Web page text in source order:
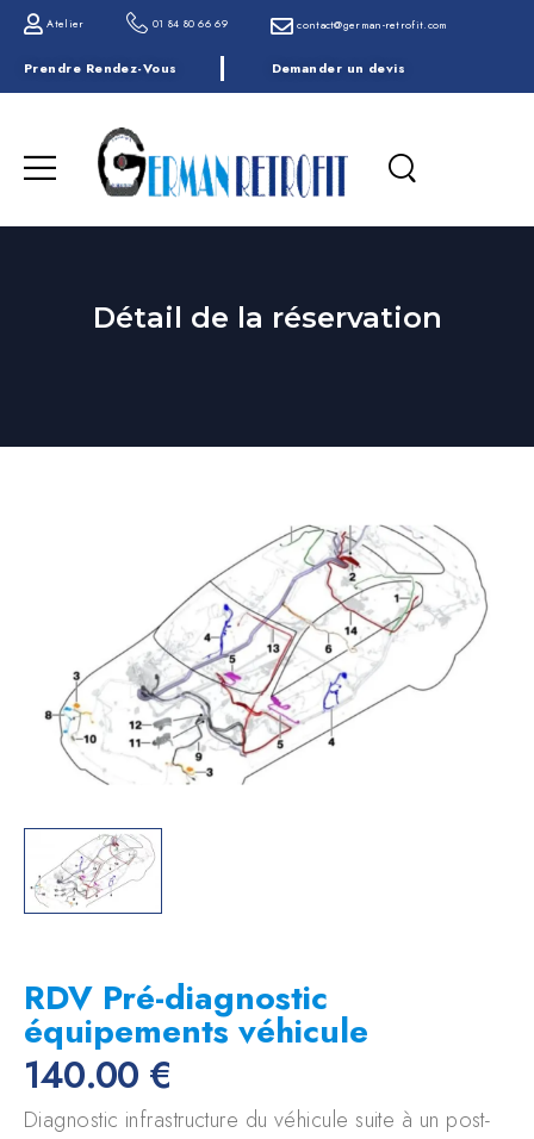
Atelier 01 84 80 66 69 contact@german-retrofit.com
Prendre Rendez-Vous Demander un devis
Détail de la réservation
RDV Pré-diagnostic
équipements véhicule
140.00 €
Diagnostic infrastructure du véhicule suite à un post-